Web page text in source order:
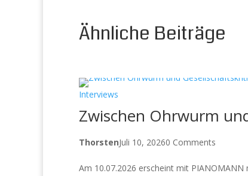
Ähnliche Beiträge
Interviews
Zwischen Ohrwurm
ThorstenJuli 10, 20260 Comments
Am 10.07.2026 erscheint mit